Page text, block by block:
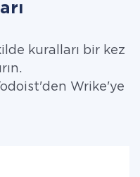
kuralları bir kez
Wrike'ye